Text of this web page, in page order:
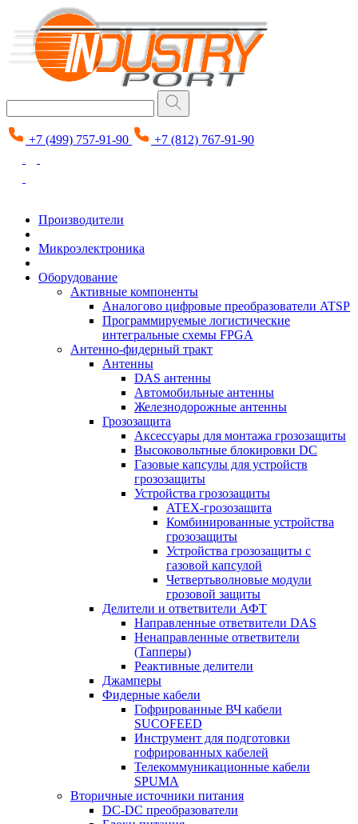
+7 (499) 757-91-90 +7 (812) 767-91-90
Производители
Микроэлектроника
Оборудование
Активные компоненты
Аналогово цифровые преобразователи ATSP
Программируемые логистические
интегральные схемы FPGA
Антенно-фидерный тракт
Антенны
DAS антенны
Автомобильные антенны
Железнодорожные антенны
Грозозащита
Аксессуары для монтажа грозозащиты
Высоковольтные блокировки DC
Газовые капсулы для устройств
грозозащиты
Устройства грозозащиты
ATEX-грозозащита
Комбинированные устройства
грозозащиты
Устройства грозозащиты с
газовой капсулой
Четвертьволновые модули
грозовой защиты
Делители и ответвители АФТ
Направленные ответвители DAS
Ненаправленные ответвители
(Тапперы)
Реактивные делители
Джамперы
Фидерные кабели
Гофрированные ВЧ кабели
SUCOFEED
Инструмент для подготовки
гофрированных кабелей
Телекоммуникационные кабели
SPUMA
Вторичные источники питания
DC-DC преобразователи